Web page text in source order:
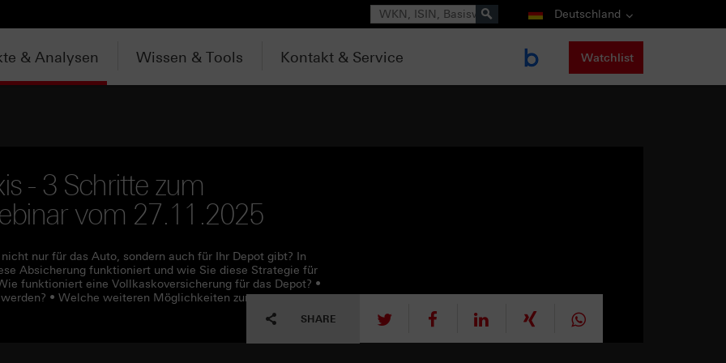
Suche Deutschland
& Analysen Wissen & Tools Kontakt & Service Watchlist
- 3 Schritte zum
vom 27.11.2025
nur für das Auto, sondern auch für Ihr Depot gibt? In
Absicherung funktioniert und wie Sie diese Strategie für
funktioniert eine Vollkaskoversicherung für das Depot? •
• Welche weiteren Möglichkeiten zur
SHARE tweet mitteilen